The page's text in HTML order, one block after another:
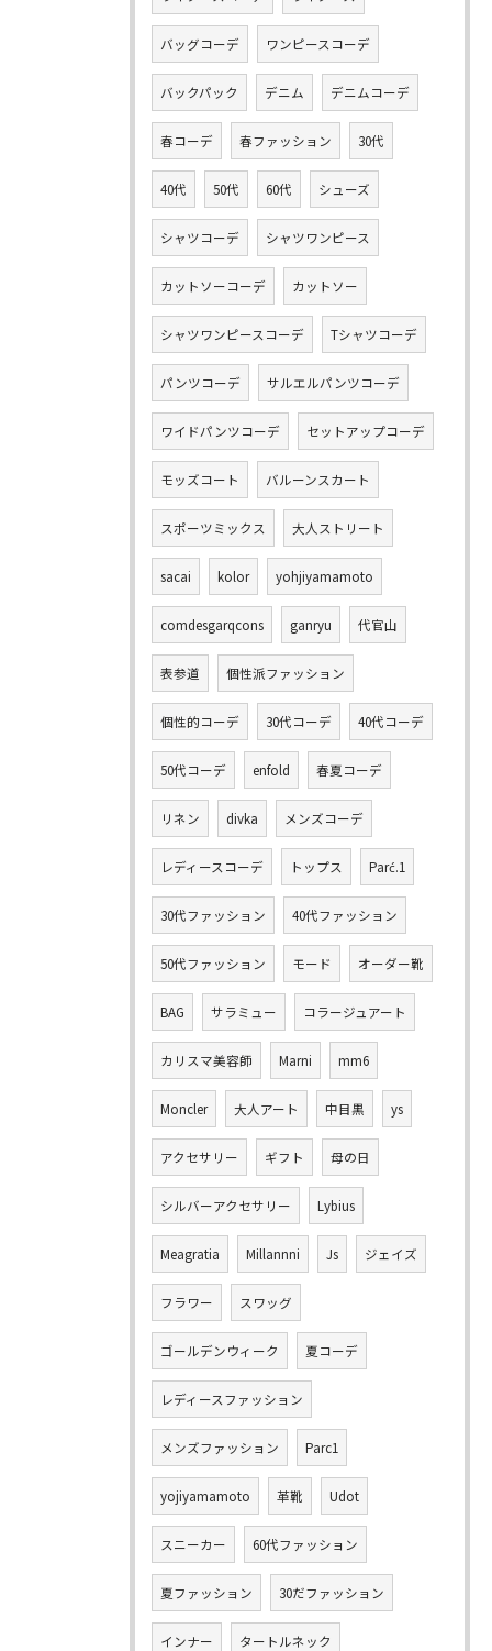
バッグコーデ ワンピースコーデ
バックパック デニム デニムコーデ
春コーデ 春ファッション 30代
40代 50代 60代 シューズ
シャツコーデ シャツワンピース
カットソーコーデ カットソー
シャツワンピースコーデ Tシャツコーデ
パンツコーデ サルエルパンツコーデ
ワイドパンツコーデ セットアップコーデ
モッズコート バルーンスカート
スポーツミックス 大人ストリート
sacai kolor yohjiyamamoto
comdesgarqcons ganryu 代官山
表参道 個性派ファッション
個性的コーデ 30代コーデ 40代コーデ
50代コーデ enfold 春夏コーデ
リネン divka メンズコーデ
レディースコーデ トップス Parć.1
30代ファッション 40代ファッション
50代ファッション モード オーダー靴
BAG サラミュー コラージュアート
カリスマ美容師 Marni mm6
Moncler 大人アート 中目黒 ys
アクセサリー ギフト 母の日
シルバーアクセサリー Lybius
Meagratia Millannni Js ジェイズ
フラワー スワッグ
ゴールデンウィーク 夏コーデ
レディースファッション
メンズファッション Parc1
yojiyamamoto 革靴 Udot
スニーカー 60代ファッション
夏ファッション 30だファッション
インナー タートルネック